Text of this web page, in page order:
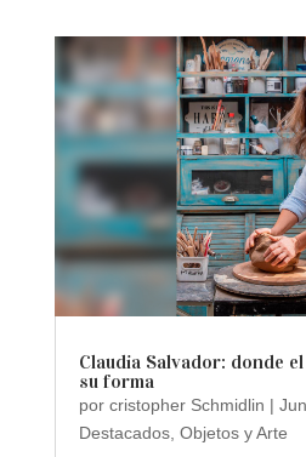
Claudia Salvador: donde
su forma
por cristopher Schmidlin |
Destacados, Objetos y Arte